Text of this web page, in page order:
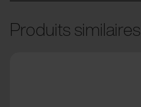
Produits similaires